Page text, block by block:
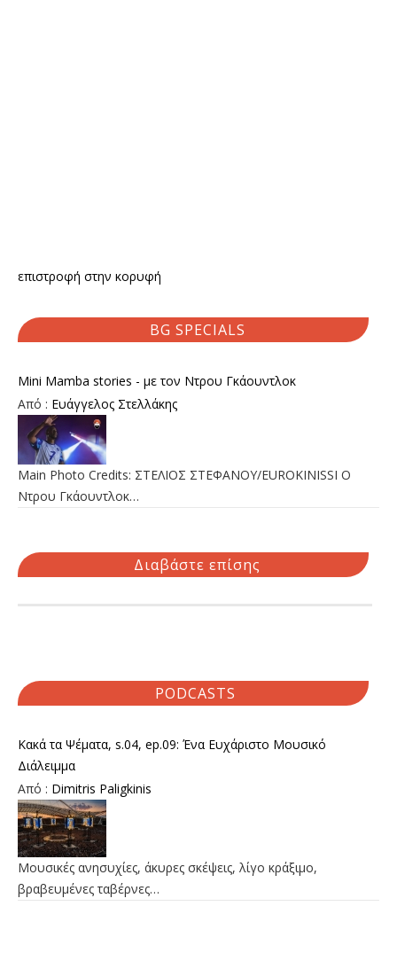
επιστροφή στην κορυφή
BG SPECIALS
Mini Mamba stories - με τον Ντρου Γκάουντλοκ
Από : Ευάγγελος Στελλάκης
Main Photo Credits: ΣΤΕΛΙΟΣ ΣΤΕΦΑΝΟΥ/EUROKINISSI Ο
Ντρου Γκάουντλοκ…
Διαβάστε επίσης
PODCASTS
Κακά τα Ψέματα, s.04, ep.09: Ένα Ευχάριστο Μουσικό
Διάλειμμα
Από : Dimitris Paligkinis
Μουσικές ανησυχίες, άκυρες σκέψεις, λίγο κράξιμο,
βραβευμένες ταβέρνες…